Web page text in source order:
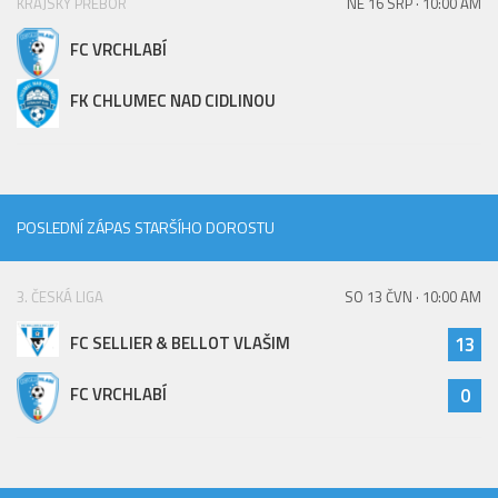
Realizační tým
Zápasy
St. žáci
Zápasy
Ml. žáci
Realizační tým
FC VRCHLABÍ
FK CHLUMEC NAD CIDLINOU
POSLEDNÍ ZÁPAS STARŠÍHO DOROSTU
3. ČESKÁ LIGA SO 13 ČVN · 10:00 AM
FC SELLIER & BELLOT VLAŠIM 13
FC VRCHLABÍ 0